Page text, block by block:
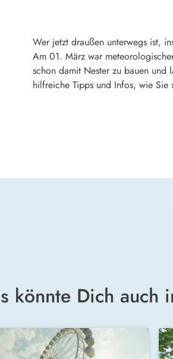
Wer jetzt draußen unterwegs ist,
Am 01. März war
schon damit Nester zu bauen und
hilfreiche Tipps und Infos, wie Sie
könnte Dich auch